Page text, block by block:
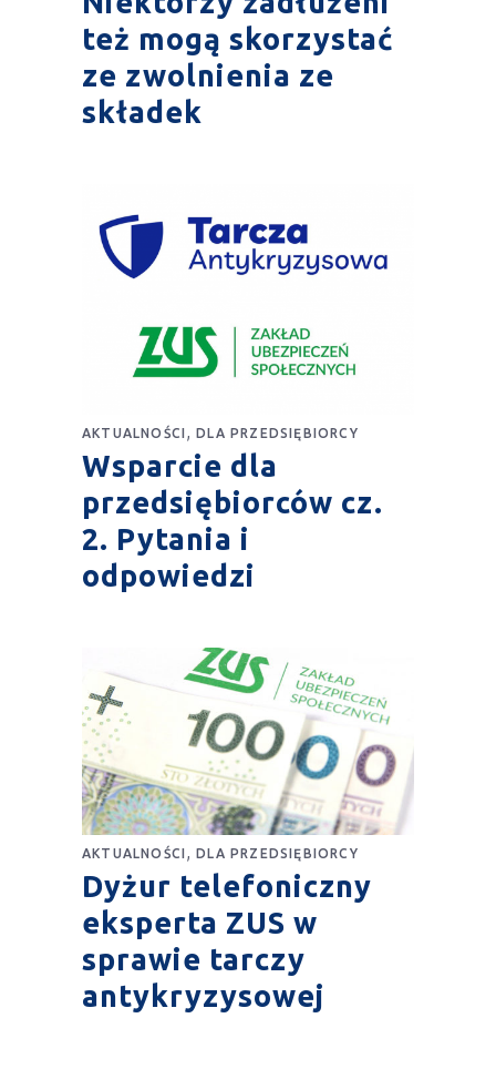
też mogą skorzystać
ze zwolnienia ze
składek
AKTUALNOŚCI ,DLA PRZEDSIĘBIORCY
Wsparcie dla
przedsiębiorców cz.
2. Pytania i
odpowiedzi
AKTUALNOŚCI ,DLA PRZEDSIĘBIORCY
Dyżur telefoniczny
eksperta ZUS w
sprawie tarczy
antykryzysowej